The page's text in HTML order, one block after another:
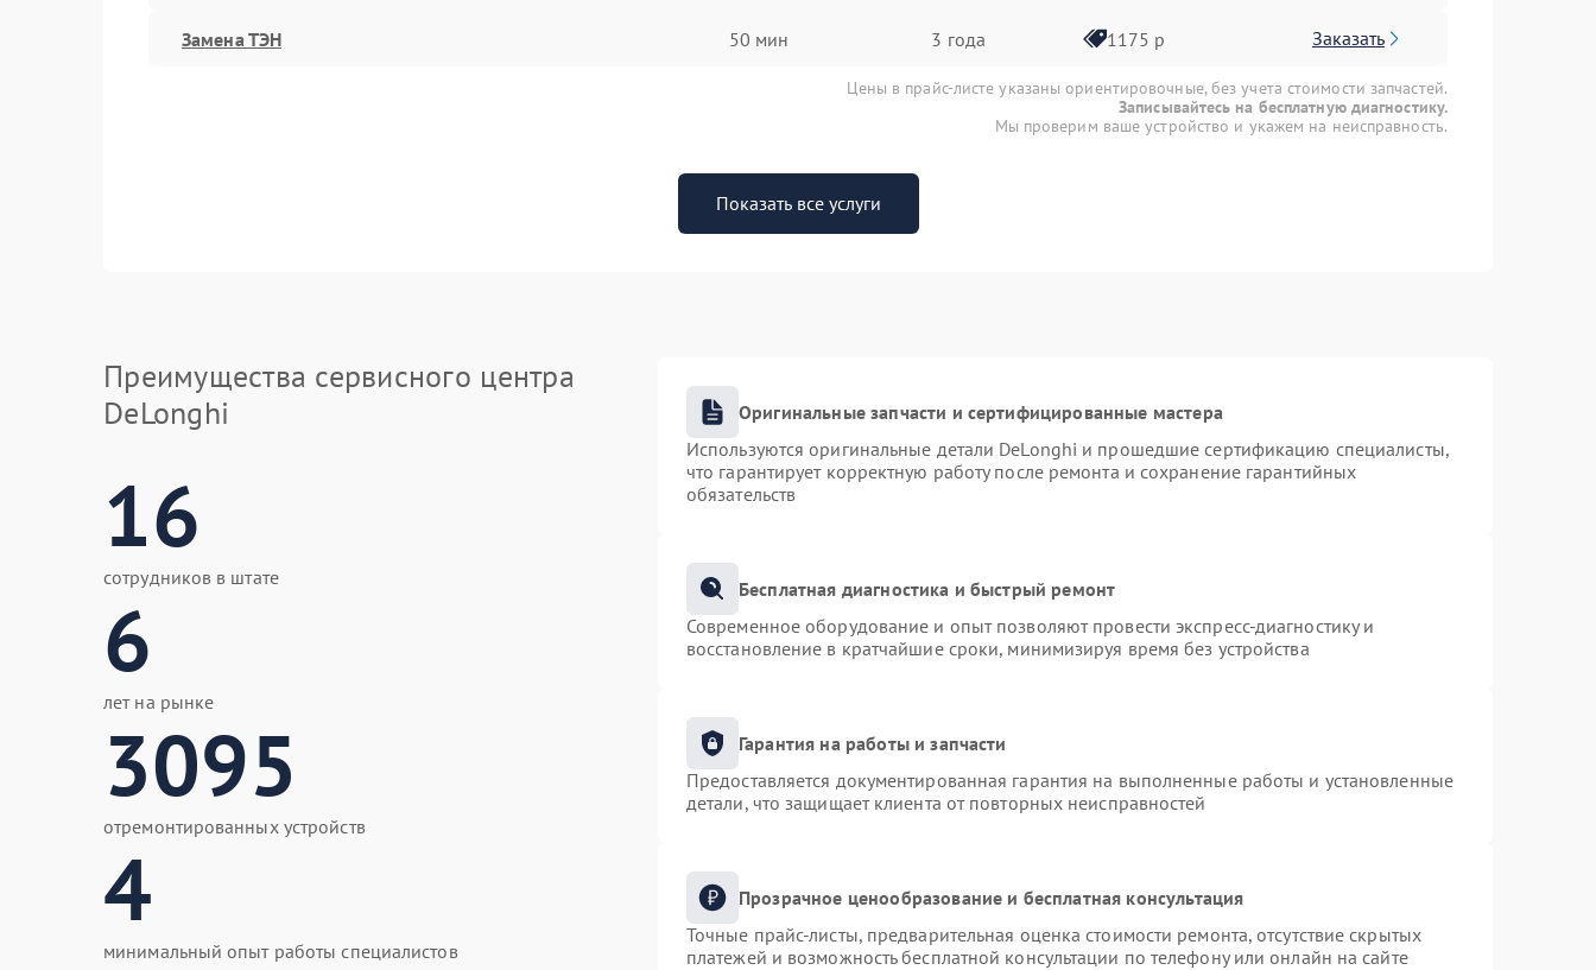
Замена ТЭН 50 мин 3 года 1175 р Заказать
Цены в прайс-листе указаны ориентировочные, без учета стоимости запчастей.
Записывайтесь на бесплатную диагностику.
Мы проверим ваше устройство и укажем на неисправность.
Показать все услуги
Преимущества сервисного центра
DeLonghi
16
сотрудников в штате
6
лет на рынке
3095
отремонтированных устройств
4
минимальный опыт работы специалистов
Оригинальные запчасти и сертифицированные мастера
Используются оригинальные детали DeLonghi и прошедшие сертификацию специалисты,
что гарантирует корректную работу после ремонта и сохранение гарантийных
обязательств
Бесплатная диагностика и быстрый ремонт
Современное оборудование и опыт позволяют провести экспресс-диагностику и
восстановление в кратчайшие сроки, минимизируя время без устройства
Гарантия на работы и запчасти
Предоставляется документированная гарантия на выполненные работы и установленные
детали, что защищает клиента от повторных неисправностей
Прозрачное ценообразование и бесплатная консультация
Точные прайс-листы, предварительная оценка стоимости ремонта, отсутствие скрытых
платежей и возможность бесплатной консультации по телефону или онлайн на сайте